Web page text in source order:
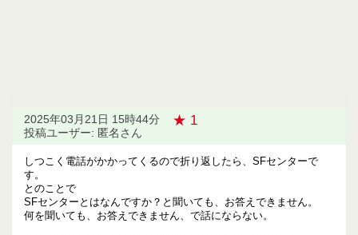
2025年03月21日 15時44分 ★ 1
投稿ユーザー: 匿名さん
しつこく電話がかかってくるので折り返したら、SFセンターで
す。
とのことで
SFセンターとはなんですか？と聞いても、お答えできません。
何を聞いても、お答えできません、で話にならない。